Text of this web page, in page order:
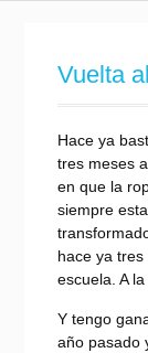
Vuelta
Hace ya
tres meses
en que la
siempre
hace ya
escuela. A
Y tengo
año pasado